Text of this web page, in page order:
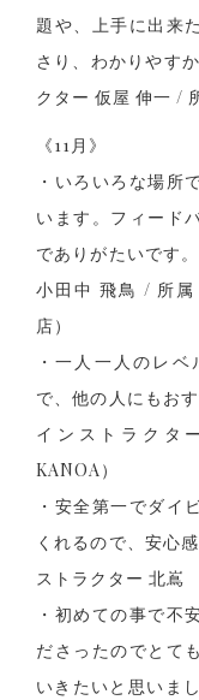
題や、上手に出来
さり、わかりやす
クター 仮屋 伸一 /
《11月》
・いろいろな場所
います。フィード
でありがたいです
小田中 飛鳥 / 所
店）
・一人一人のレ
で、他の人にもお
インストラクタ
KANOA）
・安全第一でダイ
くれるので、安心
ストラクター 北嶌
・初めての事で不
ださったのでとて
いきたいと思いま